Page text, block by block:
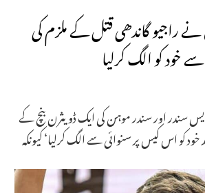
راجیو گاندھی قتل کے ملزم کی
خود کو الگ کرلیا
اور سندر موہن کی ایک ڈویثرن بنچ کے
خود کو اس کیس پر سنوائی سے الگ کرلیا‘ کیونکہ